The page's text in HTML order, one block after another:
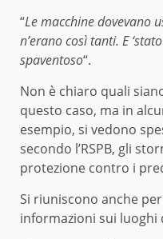
“Le macchine dovevano
n’erano così tanti. E
spaventoso“.
Non è chiaro quali
questo caso, ma in
esempio, si vedono
secondo l’RSPB, gli
protezione contro i
Si riuniscono anche
informazioni sui luoghi